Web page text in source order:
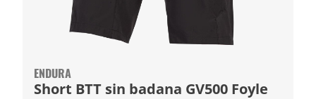
ENDURA
Short BTT sin badana GV500 Foyle